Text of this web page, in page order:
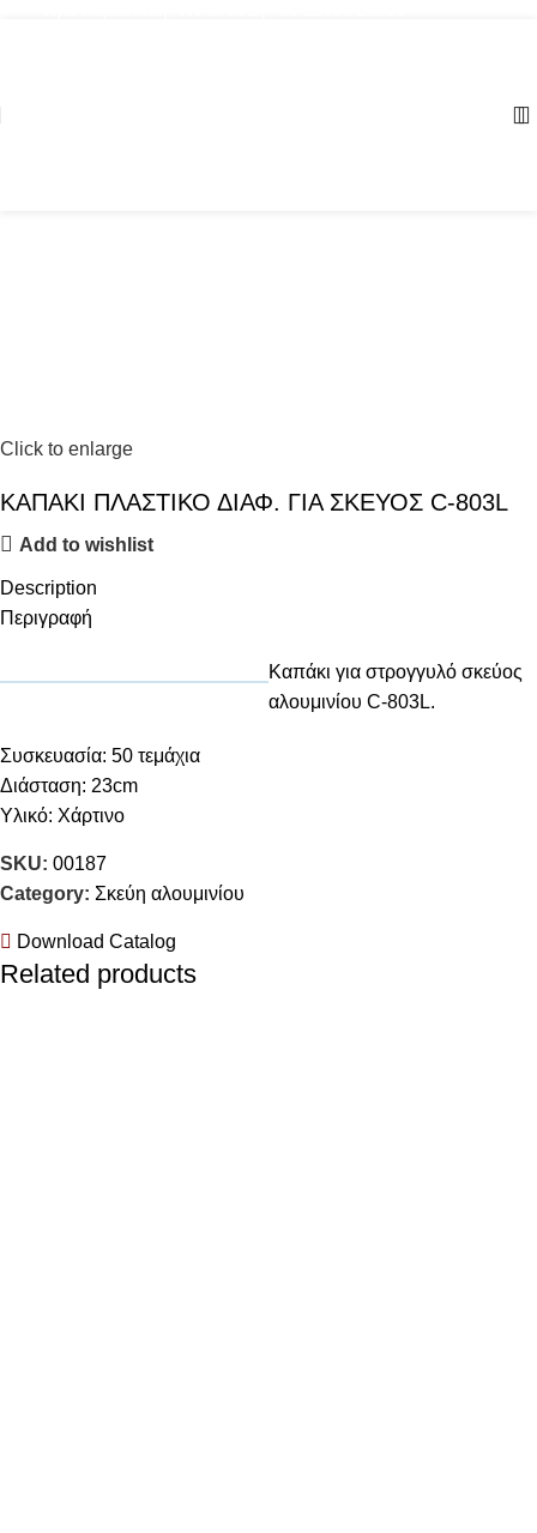
Click to enlarge
ΚΑΠΑΚΙ ΠΛΑΣΤΙΚΟ ΔΙΑΦ. ΓΙΑ ΣΚΕΥΟΣ C-803L
Add to wishlist
Description
Περιγραφή
Καπάκι για στρογγυλό σκεύος
αλουμινίου C-803L.
Συσκευασία: 50 τεμάχια
Διάσταση: 23cm
Υλικό: Χάρτινο
SKU: 00187
Category: Σκεύη αλουμινίου
Download Catalog
Related products